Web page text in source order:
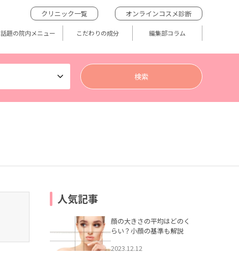
クリニック一覧 オンラインコスメ診断
話題の院内メニュー こだわりの成分 編集部コラム
人気記事
顔の大きさの平均はどのく
らい？小顔の基準も解説
2023.12.12